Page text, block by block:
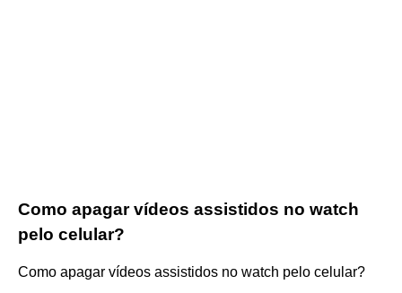
Como apagar vídeos assistidos no watch
pelo celular?
Como apagar vídeos assistidos no watch pelo celular?